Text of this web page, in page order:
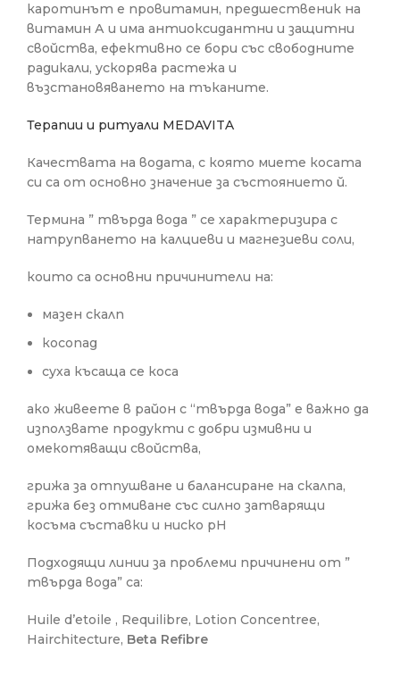
каротинът е провитамин, предшественик на
витамин А и има антиоксидантни и защитни
свойства, ефективно се бори със свободните
радикали, ускорява растежа и
възстановяването на тъканите.
Терапии и ритуали MEDAVITA
Качествата на водата, с която миете косата
си са от основно значение за състоянието й.
Термина ” твърда вода ” се характеризира с
натрупването на калциеви и магнезиеви соли,
които са основни причинители на:
мазен скалп
косопад
суха късаща се коса
ако живеете в район с “твърда вода” е важно да
използвате продукти с добри измивни и
омекотяващи свойства,
грижа за отпушване и балансиране на скалпа,
грижа без отмиване със силно затварящи
косъма съставки и ниско pH
Подходящи линии за проблеми причинени от ”
твърда вода” са:
Huile d’etoile , Requilibre, Lotion Concentree,
Hairchitecture, Beta Refibre